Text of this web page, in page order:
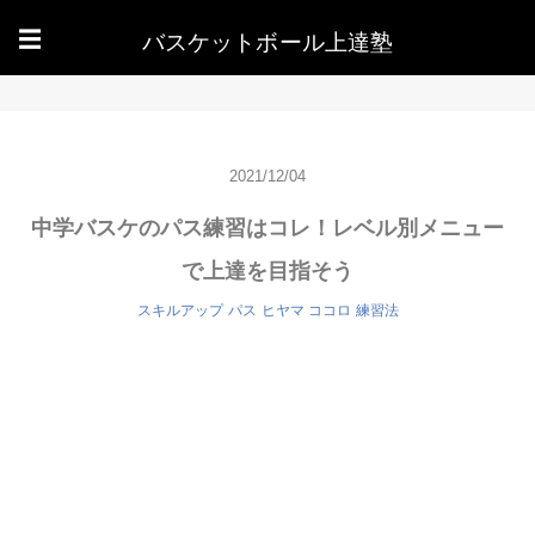
☰ バスケットボール上達塾
2021/12/04
中学バスケのパス練習はコレ！レベル別メニュー
で上達を目指そう
スキルアップ パス ヒヤマ ココロ 練習法